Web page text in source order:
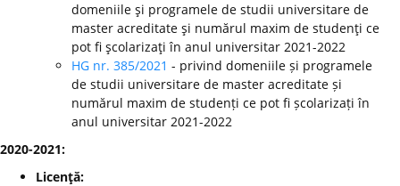
domeniile şi programele de studii universitare de
master acreditate şi numărul maxim de studenţi ce
pot fi şcolarizaţi în anul universitar 2021-2022
HG nr. 385/2021 - privind domeniile și programele
de studii universitare de master acreditate și
numărul maxim de studenți ce pot fi școlarizați în
anul universitar 2021-2022
2020-2021:
Licenţă: